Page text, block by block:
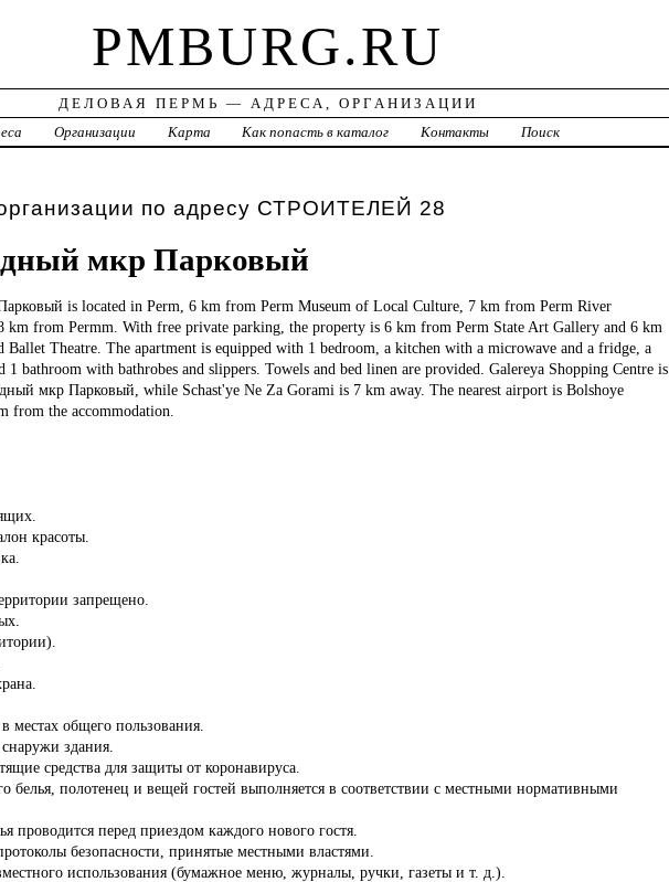
PMBURG.RU
ДЕЛОВАЯ ПЕРМЬ — АДРЕСА, ОРГАНИЗАЦИИ
Организации Карта Как попасть в каталог Контакты Поиск
по адресу СТРОИТЕЛЕЙ 28
мкр Парковый
is located in Perm, 6 km from Perm Museum of Local Culture, 7 km from Perm River
km from Permm. With free private parking, the property is 6 km from Perm State Art Gallery and 6 km
Ballet Theatre. The apartment is equipped with 1 bedroom, a kitchen with a microwave and a fridge, a
1 bathroom with bathrobes and slippers. Towels and bed linen are provided. Galereya Shopping Centre is
мкр Парковый, while Schast'ye Ne Za Gorami is 7 km away. The nearest airport is Bolshoye
from the accommodation.
красоты.
запрещено.
местах общего пользования.
здания.
средства для защиты от коронавируса.
белья, полотенец и вещей гостей выполняется в соответствии с местными нормативными
проводится перед приездом каждого нового гостя.
безопасности, принятые местными властями.
использования (бумажное меню, журналы, ручки, газеты и т. д.).